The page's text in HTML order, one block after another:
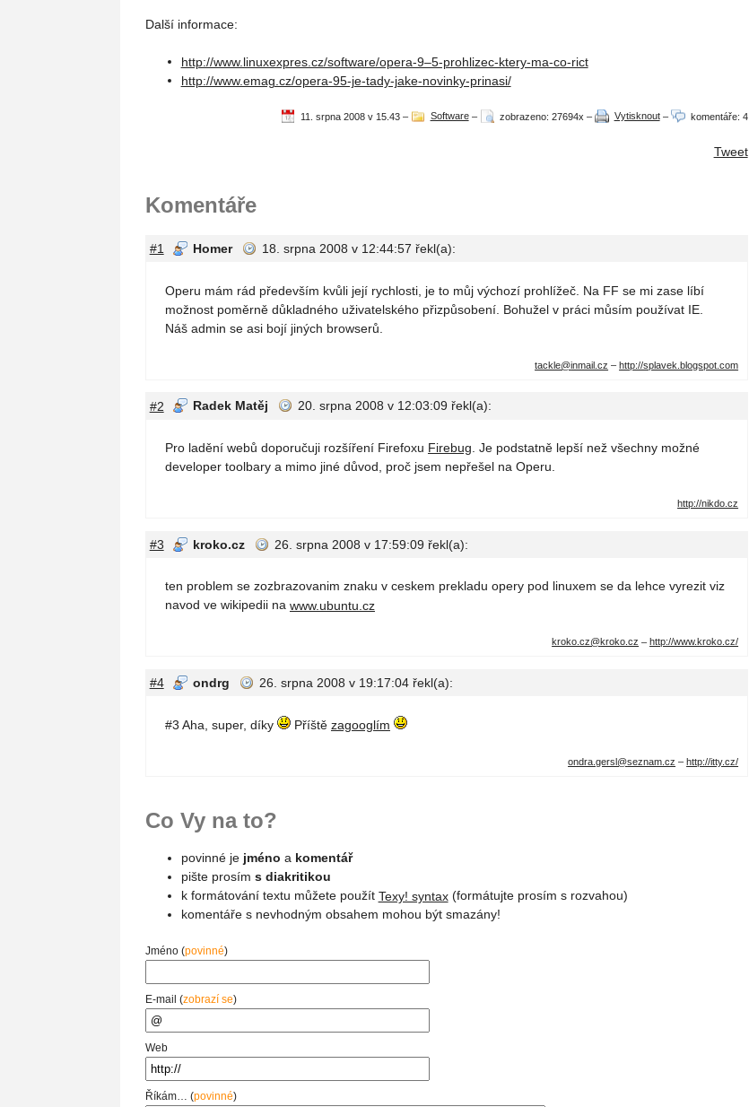
Další informace:
http://www.linuxexpres.cz/software/opera-9–5-prohlizec-ktery-ma-co-rict
http://www.emag.cz/opera-95-je-tady-jake-novinky-prinasi/
11. srpna 2008 v 15.43– Software– zobrazeno: 27694x – Vytisknout– komentáře: 4
Tweet
Komentáře
#1 Homer 18. srpna 2008 v 12:44:57 řekl(a):
Operu mám rád především kvůli její rychlosti, je to můj výchozí prohlížeč. Na FF se mi zase líbí
možnost poměrně důkladného uživatelského přizpůsobení. Bohužel v práci můsím používat IE.
Náš admin se asi bojí jiných browserů.
tackle@inmail.cz –http://splavek.blogspot.com
#2 Radek Matěj 20. srpna 2008 v 12:03:09 řekl(a):
Pro ladění webů doporučuji rozšíření Firefoxu Firebug . Je podstatně lepší než všechny možné
developer toolbary a mimo jiné důvod, proč jsem nepřešel na Operu.
http://nikdo.cz
#3 kroko.cz 26. srpna 2008 v 17:59:09 řekl(a):
ten problem se zozbrazovanim znaku v ceskem prekladu opery pod linuxem se da lehce vyrezit viz
navod ve wikipedii na www.ubuntu.cz
kroko.cz@kroko.cz – http://www.kroko.cz/
#4 ondrg 26. srpna 2008 v 19:17:04 řekl(a):
#3 Aha, super, díky Příště zagooglím
ondra.gersl@seznam.cz –http://itty.cz/
Co Vy na to?
povinné je jméno a komentář
pište prosím s diakritikou
k formátování textu můžete použít Texy! syntax(formátujte prosím s rozvahou)
komentáře s nevhodným obsahem mohou být smazány!
Jméno (povinné)
E-mail (zobrazí se)
Web
Říkám… (povinné)